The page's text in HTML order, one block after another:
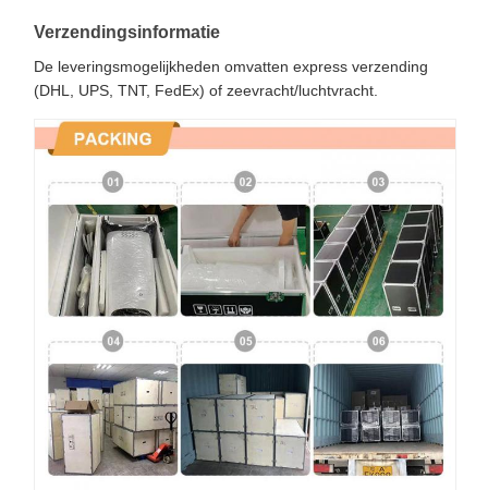
Verzendingsinformatie
De leveringsmogelijkheden omvatten express verzending
(DHL, UPS, TNT, FedEx) of zeevracht/luchtvracht.